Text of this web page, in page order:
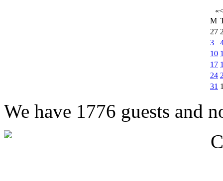
«<
M
27
3
10
17
24
31
We have 1776 guests and